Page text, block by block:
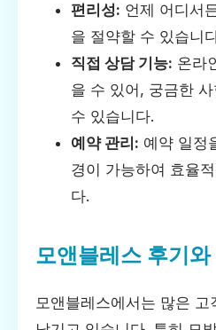
편리성: 언제 어디서
을 절약할 수 있습니
직접 상담 기능: 온라
을 수 있어, 궁금한
수 있습니다.
예약 관리: 예약 일정
경이 가능하여 효율
다.
모앤블레스 후기
모앤블레스에서는 많은